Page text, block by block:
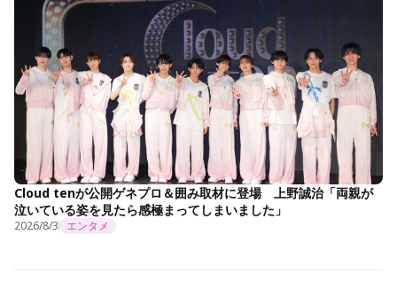
Cloud tenが公開ゲネプロ＆囲み取材に登場 上野誠治「両親が
泣いている姿を見たら感極まってしまいました」
2026/8/3 エンタメ